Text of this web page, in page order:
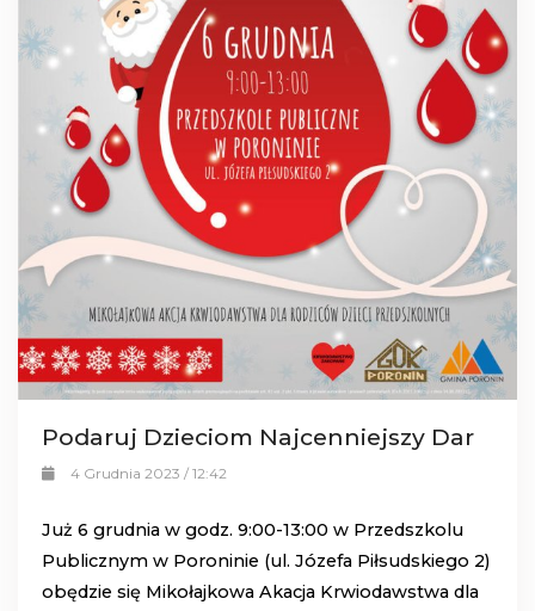
Podaruj Dzieciom Najcenniejszy Dar
4 Grudnia 2023 / 12:42
Już 6 grudnia w godz. 9:00-13:00 w Przedszkolu
Publicznym w Poroninie (ul. Józefa Piłsudskiego 2)
obędzie się Mikołajkowa Akacja Krwiodawstwa dla